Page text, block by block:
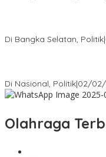
Di Bangka Selatan, Politik|
Di Nasional, Politik|02/
Olahraga